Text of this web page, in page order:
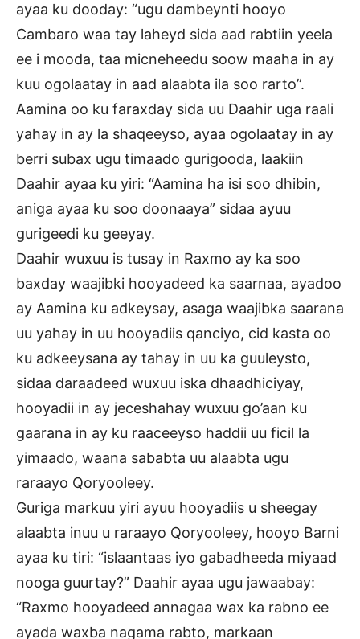
ayaa ku dooday: “ugu dambeynti hooyo
Cambaro waa tay laheyd sida aad rabtiin yeela
ee i mooda, taa micneheedu soow maaha in ay
kuu ogolaatay in aad alaabta ila soo rarto”.
Aamina oo ku faraxday sida uu Daahir uga raali
yahay in ay la shaqeeyso, ayaa ogolaatay in ay
berri subax ugu timaado gurigooda, laakiin
Daahir ayaa ku yiri: “Aamina ha isi soo dhibin,
aniga ayaa ku soo doonaaya” sidaa ayuu
gurigeedi ku geeyay.
Daahir wuxuu is tusay in Raxmo ay ka soo
baxday waajibki hooyadeed ka saarnaa, ayadoo
ay Aamina ku adkeysay, asaga waajibka saarana
uu yahay in uu hooyadiis qanciyo, cid kasta oo
ku adkeeysana ay tahay in uu ka guuleysto,
sidaa daraadeed wuxuu iska dhaadhiciyay,
hooyadii in ay jeceshahay wuxuu go’aan ku
gaarana in ay ku raaceeyso haddii uu ficil la
yimaado, waana sababta uu alaabta ugu
raraayo Qoryooleey.
Guriga markuu yiri ayuu hooyadiis u sheegay
alaabta inuu u raraayo Qoryooleey, hooyo Barni
ayaa ku tiri: “islaantaas iyo gabadheeda miyaad
nooga guurtay?” Daahir ayaa ugu jawaabay:
“Raxmo hooyadeed annagaa wax ka rabno ee
ayada waxba nagama rabto, markaan